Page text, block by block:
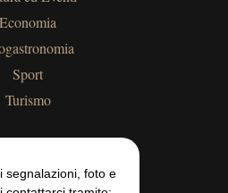
Economia
Sport
Turismo
segnalazioni, foto e